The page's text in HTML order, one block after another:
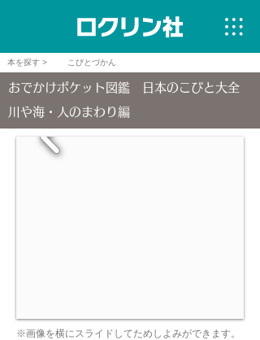
本を探す > こびとづかん
おでかけポケット図鑑 日本のこびと大全
川や海・人のまわり編
※画像を横にスライドしてためしよみができます。